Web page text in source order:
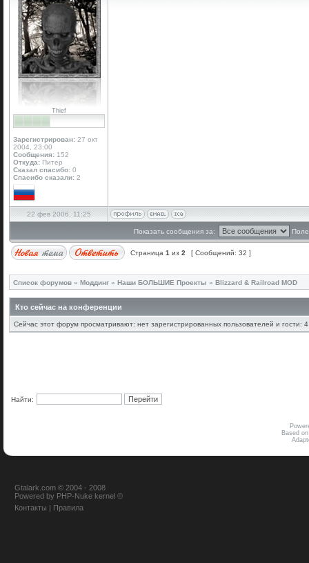
Thief
Зарегистрирован: 27 окт
2004, 23:00
Сообщения: 152
Откуда: Питер
Сказал спасибо: 0
Спасибо сказали: 2
22 фев 2006, 11:25
Показать сообщения за:
Страница 1 из 2 [ Сообщений: 32 ]
Список форумов » Моддинг » Наши БОЛЬШИЕ Проекты » Blizzard & Railroad MOD
Кто сейчас на конференции
Сейчас этот форум просматривают: нет зарегистрированных пользователей и гости: 4
Найти:
Based
Gtalark.com © 2004 - 2008
Powered by PHP-Nuke kernel ©
Контакты | Правила